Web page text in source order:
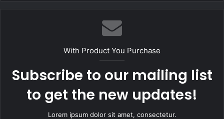
With Product You Purchase
Subscribe to our mailing list
to get the new updates!
Lorem ipsum dolor sit amet, consectetur.